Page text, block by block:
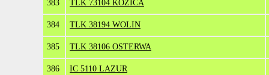
383 TLK 73104 KOZICA
384 TLK 38194 WOLIN
385 TLK 38106 OSTERWA
386 IC 5110 LAZUR